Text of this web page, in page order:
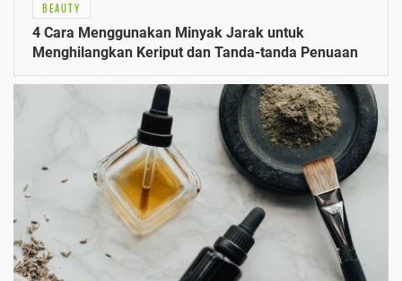
BEAUTY
4 Cara Menggunakan Minyak Jarak untuk
Menghilangkan Keriput dan Tanda-tanda Penuaan